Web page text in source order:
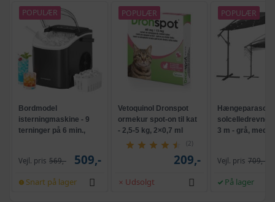
POPULÆR
Bordmodel
isterningmaskine - 9
terninger på 6 min.,
Vejl. pris 569,- 509,-
Snart på lager
POPULÆR
Vetoquinol Dronspot
ormekur spot-on til kat
- 2,5-5 kg, 2×0,7 ml
(2)
209,-
Udsolgt
POPULÆR
Hængeparasols
solcelledrevne
3 m - grå, med
Vejl. pris 709,-
På lager